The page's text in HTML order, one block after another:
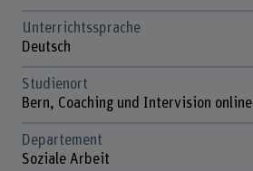
Unterrichtssprache
Deutsch
Studienort
Bern, Coaching und Intervision online
Departement
Soziale Arbeit